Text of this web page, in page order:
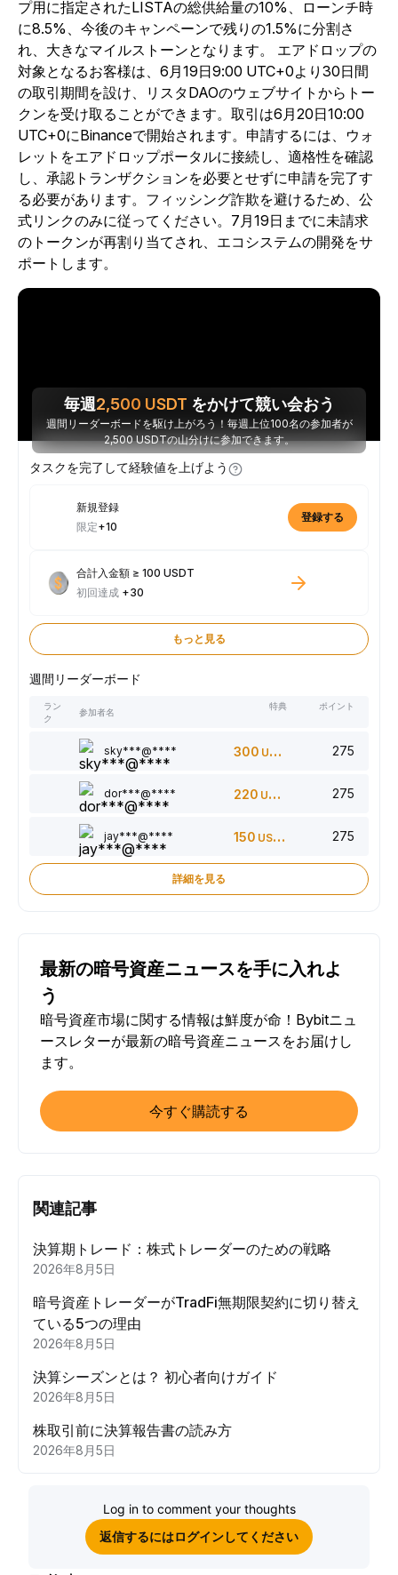
プ用に指定されたLISTAの総供給量の10%、ローンチ時
に8.5%、今後のキャンペーンで残りの1.5%に分割さ
れ、大きなマイルストーンとなります。
エアドロップの
対象となるお客様は、6月19日9:00 UTC+0より30日間
の取引期間を設け、リスタDAOのウェブサイトからトー
クンを受け取ることができます。取引は6月20日10:00
UTC+0にBinanceで開始されます。申請するには、ウォ
レットをエアドロップポータルに接続し、適格性を確認
し、承認トランザクションを必要とせずに申請を完了す
る必要があります。フィッシング詐欺を避けるため、公
式リンクのみに従ってください。7月19日までに未請求
のトークンが再割り当てされ、エコシステムの開発をサ
ポートします。
毎週2,500 USDT をかけて競い会おう
週間リーダーボードを駆け上がろう！毎週上位100名の参加者が
2,500 USDTの山分けに参加できます。
タスクを完了して経験値を上げよう
新規登録
限定+10
登録する
合計入金額 ≥ 100 USDT
初回達成 +30
もっと見る
週間リーダーボード
ラン
ク
参加者名
特典 ポイント
sky***@**** 300 USDT 275
dor***@**** 220 USDT 275
jay***@**** 150 USDT 275
詳細を見る
最新の暗号資産ニュースを手に入れよ
う
暗号資産市場に関する情報は鮮度が命！Bybitニュ
ースレターが最新の暗号資産ニュースをお届けし
ます。
今すぐ購読する
関連記事
決算期トレード：株式トレーダーのための戦略
2026年8月5日
暗号資産トレーダーがTradFi無期限契約に切り替え
ている5つの理由
2026年8月5日
決算シーズンとは？ 初心者向けガイド
2026年8月5日
株取引前に決算報告書の読み方
2026年8月5日
Log in to comment your thoughts
返信するにはログインしてください